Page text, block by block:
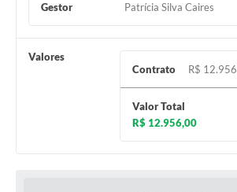
Gestor Patrícia Silva Caires
Valores
Contrato
R$
Valor Total
R$ 12.956,00